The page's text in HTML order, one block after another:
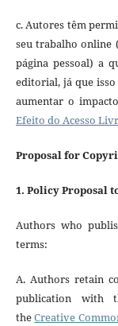
c. Autores têm
seu trabalho online
página pessoal) a
editorial, já que
aumentar o
Efeito do Acesso
Proposal for
1. Policy Proposal
Authors who
terms:
A. Authors retain
publication with
theCreative